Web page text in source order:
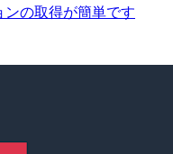
の取得が簡単です